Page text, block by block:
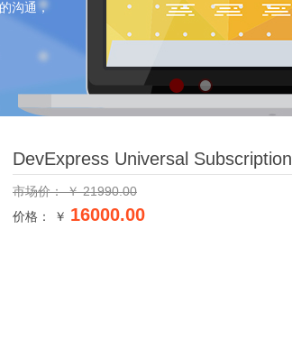
沟通，
DevExpress Universal Subscription
市场价：￥21990.00
价格： ￥ 16000.00